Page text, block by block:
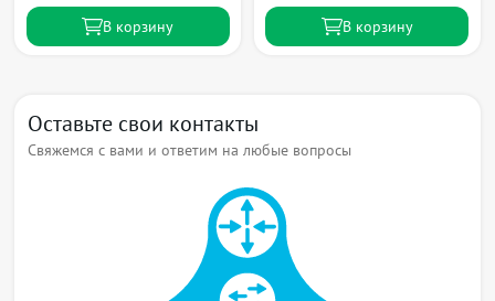
В корзину В корзину
Оставьте свои контакты
Свяжемся с вами и ответим на любые вопросы